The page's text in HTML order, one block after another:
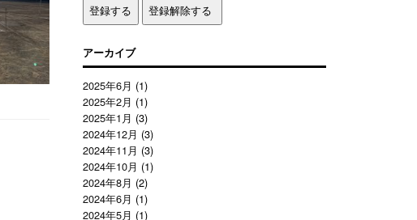
アーカイブ
2025年6月 (1)
2025年2月 (1)
2025年1月 (3)
2024年12月 (3)
2024年11月 (3)
2024年10月 (1)
2024年8月 (2)
2024年6月 (1)
2024年5月 (1)